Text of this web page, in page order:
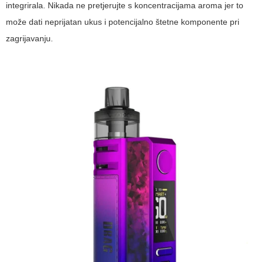
integrirala. Nikada ne pretjerujte s koncentracijama aroma jer to
može dati neprijatan ukus i potencijalno štetne komponente pri
zagrijavanju.